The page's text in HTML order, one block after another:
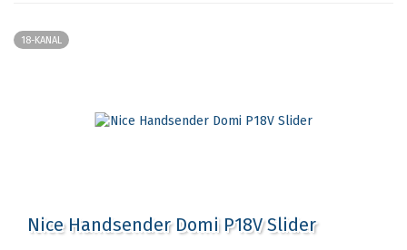
18-KANAL
Nice Handsender Domi P18V Slider